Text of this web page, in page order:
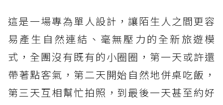
這是一場專為單人設計，讓陌生人之間更容
易產生自然連結、毫無壓力的全新旅遊模
式，全團沒有既有的小圈圈，第一天或許還
帶著點客氣，第二天開始自然地併桌吃飯，
第三天互相幫忙拍照，到最後一天甚至約好